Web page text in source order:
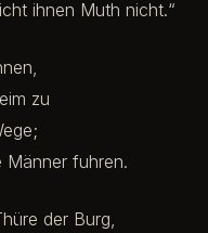
ihnen Muth nicht.“
zu
fuhren.
der Burg,